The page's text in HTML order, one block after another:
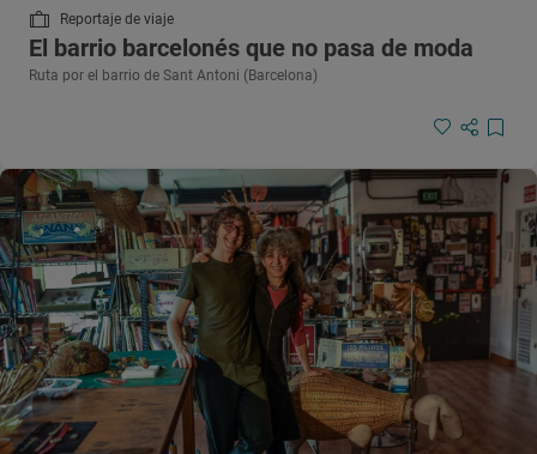
Reportaje de viaje
El barrio barcelonés que no pasa de moda
Ruta por el barrio de Sant Antoni (Barcelona)